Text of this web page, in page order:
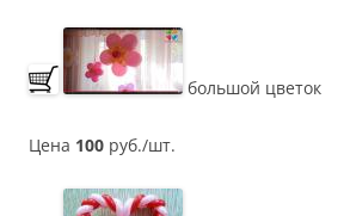
большой цветок
Цена 100 руб./шт.